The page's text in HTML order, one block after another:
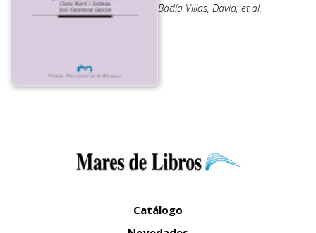
Badía Villas, David; et al.
Catálogo